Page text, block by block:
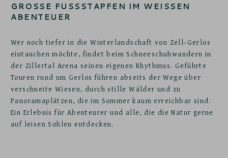
GROSSE FUSSSTAPFEN IM WEISSEN ABE
NTEUER
Wer noch tiefer in die Winterlandschaft von Zell-Gerlos
eintauchen möchte, findet beim Schneeschuhwandern in
der Zillertal Arena seinen eigenen Rhythmus. Geführte
Touren rund um Gerlos führen abseits der Wege über
verschneite Wiesen, durch stille Wälder und zu
Panoramaplätzen, die im Sommer kaum erreichbar sind.
Ein Erlebnis für Abenteurer und alle, die die Natur gerne
auf leisen Sohlen entdecken.